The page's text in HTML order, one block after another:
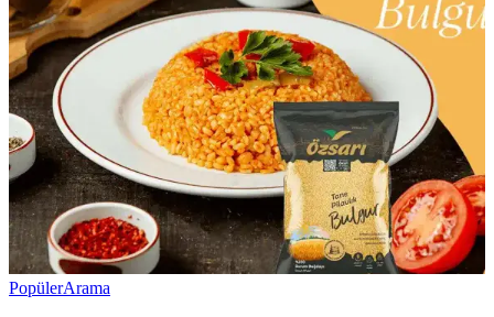
PopülerArama